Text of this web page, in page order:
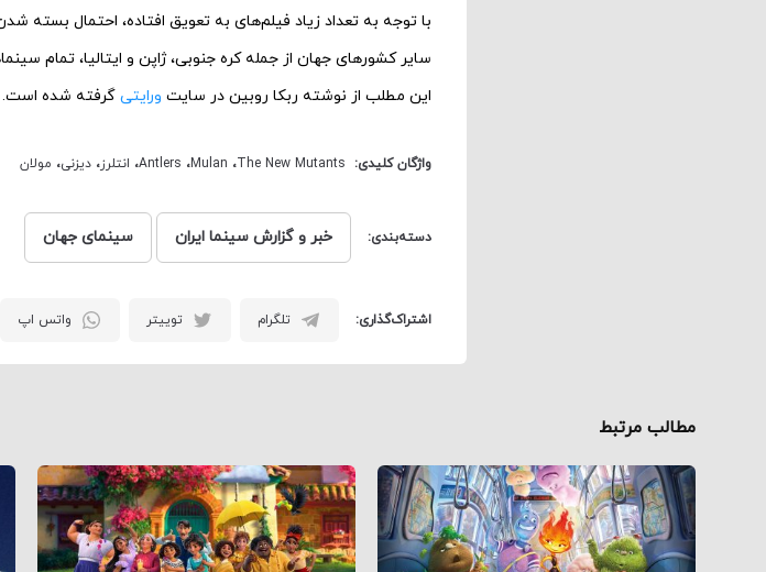
با توجه به تعداد زیاد فیلم‌های به تعویق افتاده، احتمال بسته
سایر کشورهای جهان از جمله کره جنوبی، ژاپن و ایتالیا، تمام
این مطلب از نوشته ربکا روبین در سایت ورایتی گرفته شده است.
واژگان کلیدی: Antlers ،Mulan ،The New Mutants ، انتلرز، دیزنی، مولان
دسته‌بندی: خبر و گزارش سینما ایران سینمای جهان
اشتراک‌گذاری: تلگرام توییتر واتس اپ
مطالب مرتبط